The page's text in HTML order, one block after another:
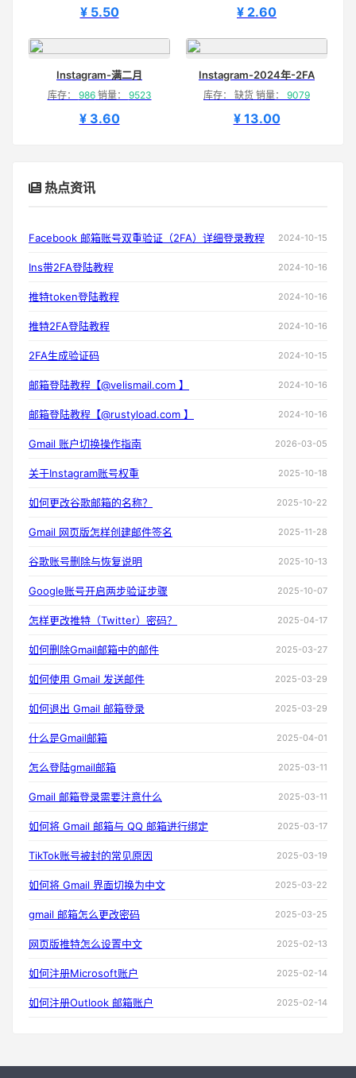
¥ 5.50 ¥ 2.60
Instagram-满二月
库存： 986销量： 9523
¥ 3.60
Instagram-2024年-2FA
库存： 缺货 销量： 9079
¥ 13.00
热点资讯
Facebook 邮箱账号双重验证（2FA）详细登录教程 2024-10-15
Ins带2FA登陆教程 2024-10-16
推特token登陆教程 2024-10-16
推特2FA登陆教程 2024-10-16
2FA生成验证码 2024-10-15
邮箱登陆教程【@velismail.com 】 2024-10-16
邮箱登陆教程【@rustyload.com 】 2024-10-16
Gmail 账户切换操作指南 2026-03-05
关于Instagram账号权重 2025-10-18
如何更改谷歌邮箱的名称？ 2025-10-22
Gmail 网页版怎样创建邮件签名 2025-11-28
谷歌账号删除与恢复说明 2025-10-13
Google账号开启两步验证步骤 2025-10-07
怎样更改推特（Twitter）密码？ 2025-04-17
如何删除Gmail邮箱中的邮件 2025-03-27
如何使用 Gmail 发送邮件 2025-03-29
如何退出 Gmail 邮箱登录 2025-03-29
什么是Gmail邮箱 2025-04-01
怎么登陆gmail邮箱 2025-03-11
Gmail 邮箱登录需要注意什么 2025-03-11
如何将 Gmail 邮箱与 QQ 邮箱进行绑定 2025-03-17
TikTok账号被封的常见原因 2025-03-19
如何将 Gmail 界面切换为中文 2025-03-22
gmail 邮箱怎么更改密码 2025-03-25
网页版推特怎么设置中文 2025-02-13
如何注册Microsoft账户 2025-02-14
如何注册Outlook 邮箱账户 2025-02-14